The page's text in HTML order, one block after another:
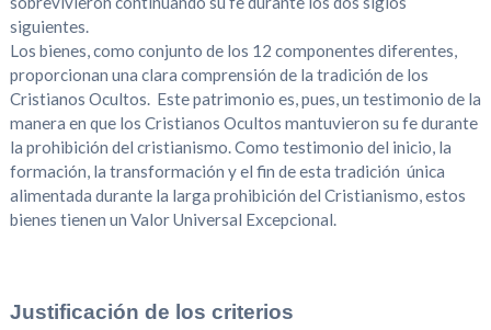
siguientes.
Los bienes, como conjunto de los 12 componentes diferentes,
proporcionan una clara comprensión de la tradición de los
Cristianos Ocultos. Este patrimonio es, pues, un testimonio de la
manera en que los Cristianos Ocultos mantuvieron su fe durante
la prohibición del cristianismo. Como testimonio del inicio, la
formación, la transformación y el fin de esta tradición única
alimentada durante la larga prohibición del Cristianismo, estos
bienes tienen un Valor Universal Excepcional.
Justificación de los criterios